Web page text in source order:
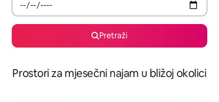
Pretraži
Prostori za mjesečni najam u bližoj okolici